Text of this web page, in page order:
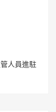
人員進駐